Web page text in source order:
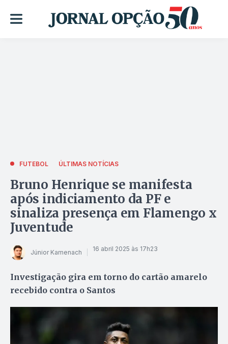
FUTEBOL ÚLTIMAS NOTÍCIAS
Bruno Henrique se manifesta
após indiciamento da PF e
sinaliza presença em Flamengo x
Juventude
Júnior Kamenach 16 abril 2025 às 17h23
Investigação gira em torno do cartão amarelo
recebido contra o Santos